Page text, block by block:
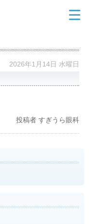
2026年1月14日 水曜日
投稿者 すぎうら眼科